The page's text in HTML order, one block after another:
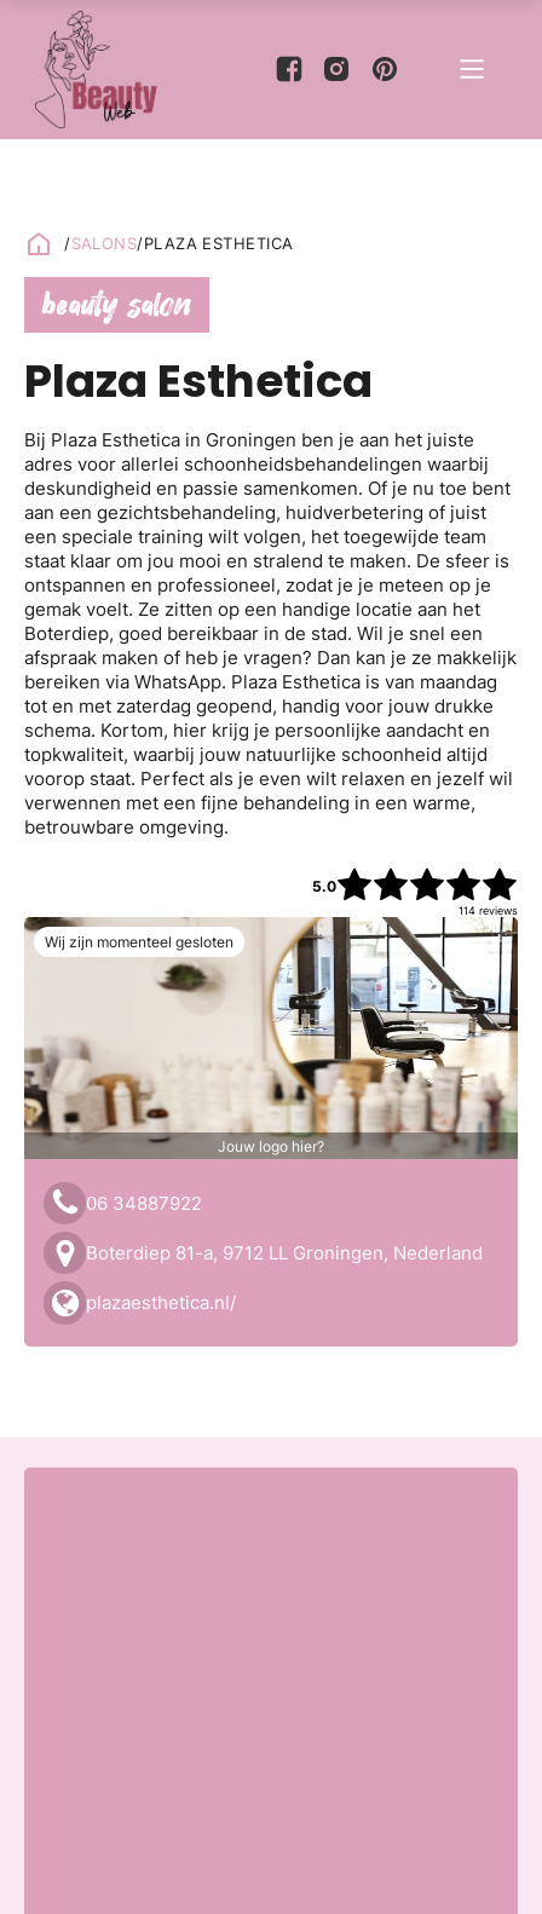
/SALONS/PLAZA ESTHETICA
Jouw logo hier?
Wij zijn momenteel gesloten
06 34887922
Boterdiep 81-a, 9712 LL Groningen, Nederland
plazaesthetica.nl/
beauty salon
Plaza Esthetica
Bij Plaza Esthetica in Groningen ben je aan het juiste
adres voor allerlei schoonheidsbehandelingen waarbij
deskundigheid en passie samenkomen. Of je nu toe bent
aan een gezichtsbehandeling, huidverbetering of juist
een speciale training wilt volgen, het toegewijde team
staat klaar om jou mooi en stralend te maken. De sfeer is
ontspannen en professioneel, zodat je je meteen op je
gemak voelt. Ze zitten op een handige locatie aan het
Boterdiep, goed bereikbaar in de stad. Wil je snel een
afspraak maken of heb je vragen? Dan kan je ze makkelijk
bereiken via WhatsApp. Plaza Esthetica is van maandag
tot en met zaterdag geopend, handig voor jouw drukke
schema. Kortom, hier krijg je persoonlijke aandacht en
topkwaliteit, waarbij jouw natuurlijke schoonheid altijd
voorop staat. Perfect als je even wilt relaxen en jezelf wil
verwennen met een fijne behandeling in een warme,
betrouwbare omgeving.
5.0
114 reviews